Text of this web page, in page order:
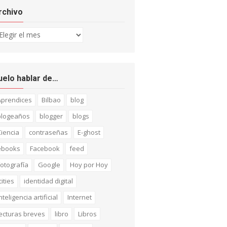
hablar de…
Bilbao
blog
blogger
blogs
contraseñas
E-ghost
Facebook
feed
Google
Hoy por Hoy
identidad digital
artificial
Internet
breves
libro
Libros